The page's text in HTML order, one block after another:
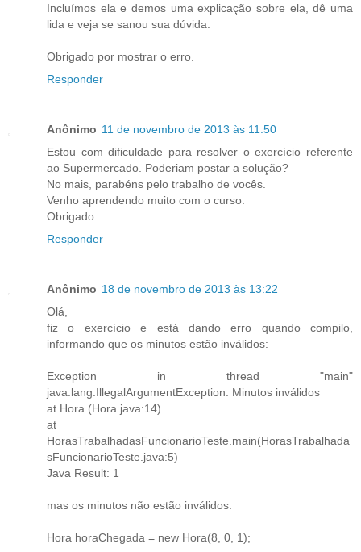
Incluímos ela e demos uma explicação sobre ela, dê uma
lida e veja se sanou sua dúvida.
Obrigado por mostrar o erro.
Responder
Anônimo 11 de novembro de 2013 às 11:50
Estou com dificuldade para resolver o exercício referente
ao Supermercado. Poderiam postar a solução?
No mais, parabéns pelo trabalho de vocês.
Venho aprendendo muito com o curso.
Obrigado.
Responder
Anônimo 18 de novembro de 2013 às 13:22
Olá,
fiz o exercício e está dando erro quando compilo,
informando que os minutos estão inválidos:
Exception in thread "main"
java.lang.IllegalArgumentException: Minutos inválidos
at Hora.(Hora.java:14)
at
HorasTrabalhadasFuncionarioTeste.main(HorasTrabalhada
sFuncionarioTeste.java:5)
Java Result: 1
mas os minutos não estão inválidos:
Hora horaChegada = new Hora(8, 0, 1);